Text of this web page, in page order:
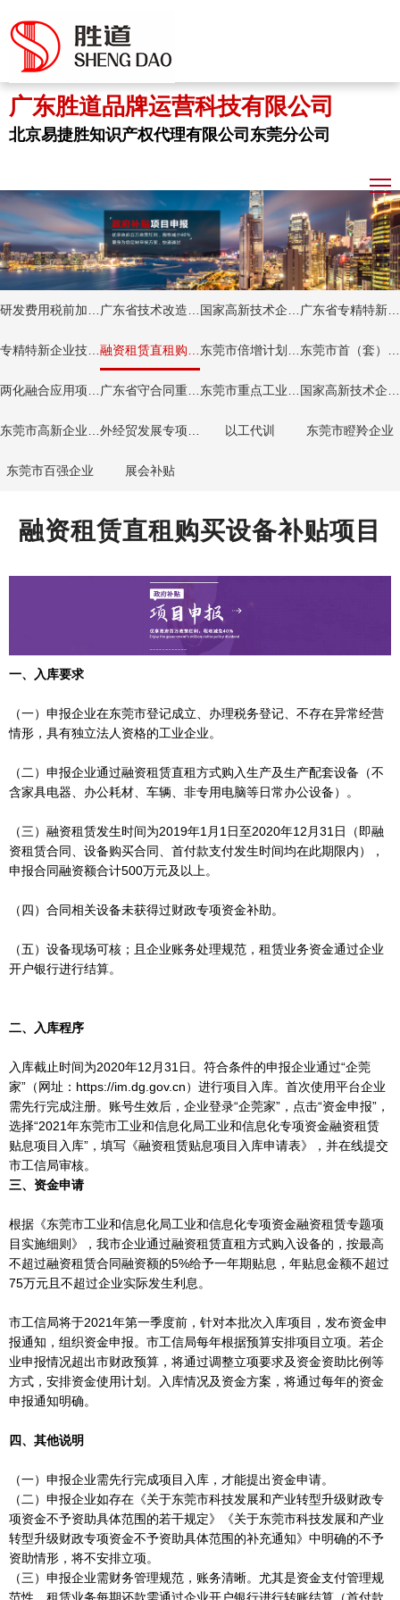
广东胜道品牌运营科技有限公司
北京易捷胜知识产权代理有限公司东莞分公司
以工代训 东莞市瞪羚企业
东莞市百强企业 展会补贴
融资租赁直租购买设备补贴项目
一、入库要求
（一）申报企业在东莞市登记成立、办理税务登记、不存在异常经营
情形，具有独立法人资格的工业企业。
（二）申报企业通过融资租赁直租方式购入生产及生产配套设备（不
含家具电器、办公耗材、车辆、非专用电脑等日常办公设备）。
（三）融资租赁发生时间为2019年1月1日至2020年12月31日（即融
资租赁合同、设备购买合同、首付款支付发生时间均在此期限内），
申报合同融资额合计500万元及以上。
（四）合同相关设备未获得过财政专项资金补助。
（五）设备现场可核；且企业账务处理规范，租赁业务资金通过企业
开户银行进行结算。
二、入库程序
入库截止时间为2020年12月31日。符合条件的申报企业通过“企莞
家”（网址：https://im.dg.gov.cn）进行项目入库。首次使用平台企业
需先行完成注册。账号生效后，企业登录“企莞家”，点击“资金申报”，
选择“2021年东莞市工业和信息化局工业和信息化专项资金融资租赁
贴息项目入库”，填写《融资租赁贴息项目入库申请表》，并在线提交
市工信局审核。
三、资金申请
根据《东莞市工业和信息化局工业和信息化专项资金融资租赁专题项
目实施细则》，我市企业通过融资租赁直租方式购入设备的，按最高
不超过融资租赁合同融资额的5%给予一年期贴息，年贴息金额不超过
75万元且不超过企业实际发生利息。
市工信局将于2021年第一季度前，针对本批次入库项目，发布资金申
报通知，组织资金申报。市工信局每年根据预算安排项目立项。若企
业申报情况超出市财政预算，将通过调整立项要求及资金资助比例等
方式，安排资金使用计划。入库情况及资金方案，将通过每年的资金
申报通知明确。
四、其他说明
（一）申报企业需先行完成项目入库，才能提出资金申请。
（二）申报企业如存在《关于东莞市科技发展和产业转型升级财政专
项资金不予资助具体范围的若干规定》《关于东莞市科技发展和产业
转型升级财政专项资金不予资助具体范围的补充通知》中明确的不予
资助情形，将不安排立项。
（三）申报企业需财务管理规范，账务清晰。尤其是资金支付管理规